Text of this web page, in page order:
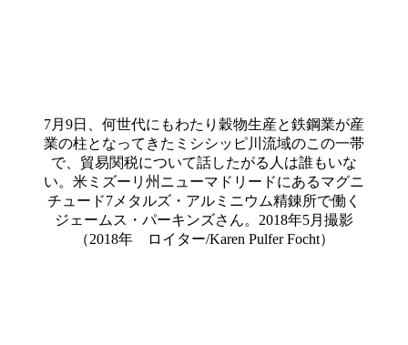
7月9日、何世代にもわたり穀物生産と鉄鋼業が産
業の柱となってきたミシシッピ川流域のこの一帯
で、貿易関税について話したがる人は誰もいな
い。米ミズーリ州ニューマドリードにあるマグニ
チュード7メタルズ・アルミニウム精錬所で働く
ジェームス・パーキンズさん。2018年5月撮影
（2018年 ロイター/Karen Pulfer Focht）